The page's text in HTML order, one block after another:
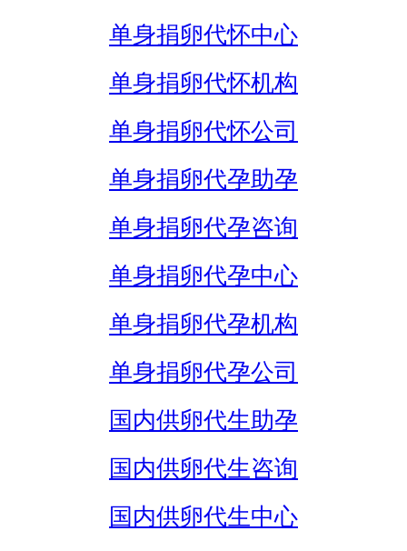
单身捐卵代怀中心
单身捐卵代怀机构
单身捐卵代怀公司
单身捐卵代孕助孕
单身捐卵代孕咨询
单身捐卵代孕中心
单身捐卵代孕机构
单身捐卵代孕公司
国内供卵代生助孕
国内供卵代生咨询
国内供卵代生中心